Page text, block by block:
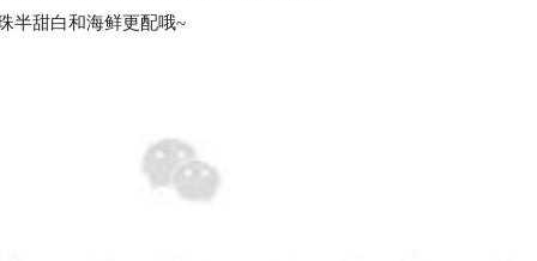
半甜白和海鲜更配哦~